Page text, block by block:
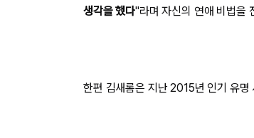
생각을 했다"라며 자신의 연애 비법을
한편 김새롬은 지난 2015년 인기 유명